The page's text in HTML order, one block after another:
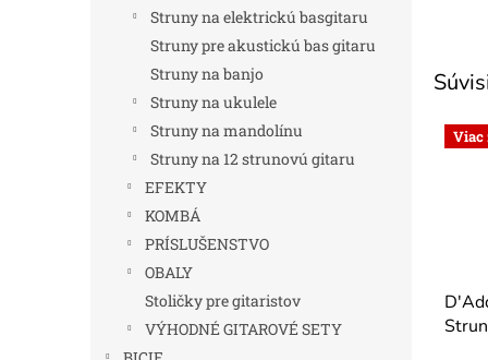
Struny na elektrickú basgitaru
Struny pre akustickú bas gitaru
Struny na banjo
Struny na ukulele
Struny na mandolínu
Struny na 12 strunovú gitaru
EFEKTY
KOMBÁ
PRÍSLUŠENSTVO
OBALY
Stoličky pre gitaristov
VÝHODNÉ GITAROVÉ SETY
Viac